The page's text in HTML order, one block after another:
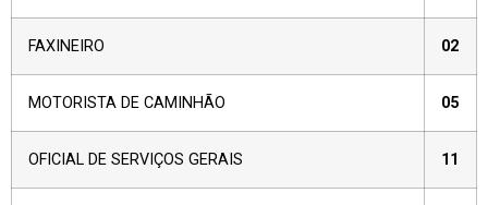
FAXINEIRO 02
MOTORISTA DE CAMINHÃO 05
OFICIAL DE SERVIÇOS GERAIS 11